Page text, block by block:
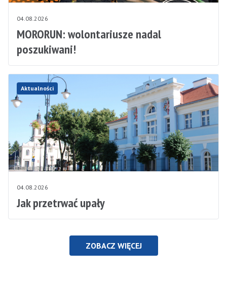
04.08.2026
MORORUN: wolontariusze nadal
poszukiwani!
Aktualności
04.08.2026
Jak przetrwać upały
ZOBACZ WIĘCEJ